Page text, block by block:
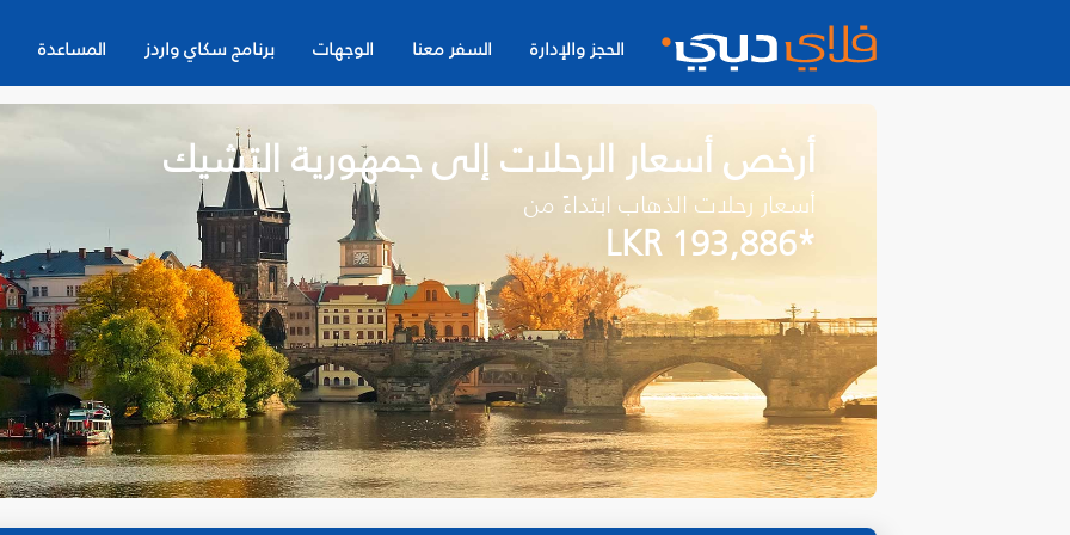
الحجز والإدارة السفر معنا الوجهات برنامج سكاي واردز المساعدة
أرخص أسعار الرحلات إلى جمهورية التشيك
أسعار رحلات الذهاب ابتداءً من
*LKR 193,886